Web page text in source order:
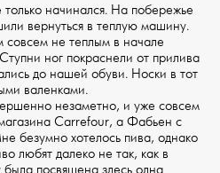
начинался. На побережье
вернуться в теплую машину.
совсем не теплым в начале
ног покраснели от прилива
до нашей обуви. Носки в тот
валенками.
незаметно, и уже совсем
Carrefour, а Фабьен с
безумно хотелось пива, однако
любят далеко не так, как в